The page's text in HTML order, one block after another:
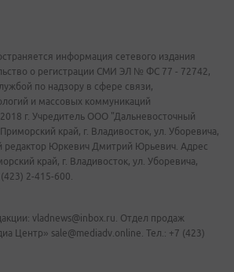
информация сетевого издания
о регистрации СМИ ЭЛ № ФС 77 - 72742,
по надзору в сфере связи,
и массовых коммуникаций
г. Учредитель ООО "Дальневосточный
край, г. Владивосток, ул. Уборевича,
редактор Юркевич Дмитрий Юрьевич. Адрес
край, г. Владивосток, ул. Уборевича,
2-415-600.
vladnews@inbox.ru. Отдел продаж
Центр» sale@mediadv.online. Тел.: +7 (423)